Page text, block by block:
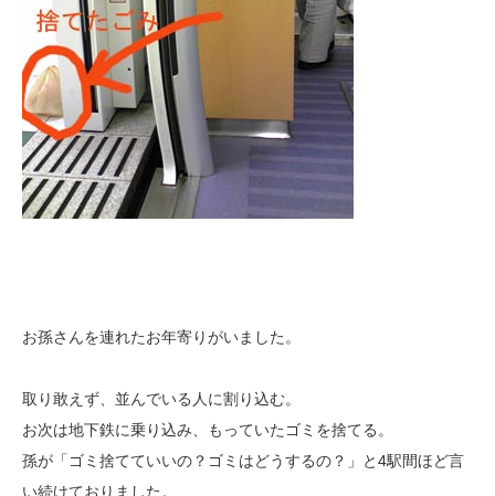
お孫さんを連れたお年寄りがいました。
取り敢えず、並んでいる人に割り込む。
お次は地下鉄に乗り込み、もっていたゴミを捨てる。
孫が「ゴミ捨てていいの？ゴミはどうするの？」と4駅間ほど言
い続けておりました。